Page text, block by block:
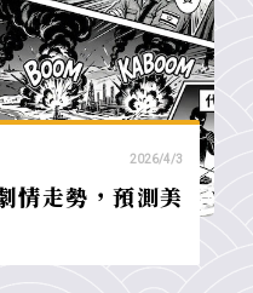
2026/4/3
情走勢，預測美